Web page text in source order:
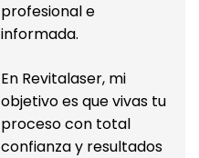
profesional e
informada.
En Revitalaser, mi
objetivo es que vivas tu
proceso con total
confianza y resultados